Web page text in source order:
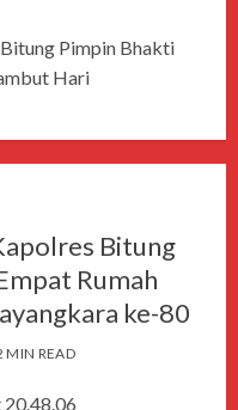
Pimpin Bhakti
Hari
Bitung
Rumah
ke-80
MIN READ